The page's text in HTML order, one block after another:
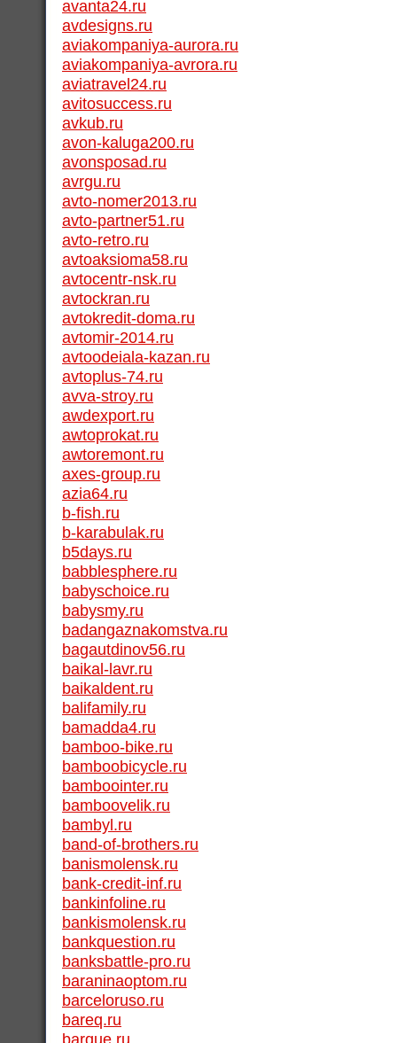
avanta24.ru
avdesigns.ru
aviakompaniya-aurora.ru
aviakompaniya-avrora.ru
aviatravel24.ru
avitosuccess.ru
avkub.ru
avon-kaluga200.ru
avonsposad.ru
avrgu.ru
avto-nomer2013.ru
avto-partner51.ru
avto-retro.ru
avtoaksioma58.ru
avtocentr-nsk.ru
avtockran.ru
avtokredit-doma.ru
avtomir-2014.ru
avtoodeiala-kazan.ru
avtoplus-74.ru
avva-stroy.ru
awdexport.ru
awtoprokat.ru
awtoremont.ru
axes-group.ru
azia64.ru
b-fish.ru
b-karabulak.ru
b5days.ru
babblesphere.ru
babyschoice.ru
babysmy.ru
badangaznakomstva.ru
bagautdinov56.ru
baikal-lavr.ru
baikaldent.ru
balifamily.ru
bamadda4.ru
bamboo-bike.ru
bamboobicycle.ru
bamboointer.ru
bamboovelik.ru
bambyl.ru
band-of-brothers.ru
banismolensk.ru
bank-credit-inf.ru
bankinfoline.ru
bankismolensk.ru
bankquestion.ru
banksbattle-pro.ru
baraninaoptom.ru
barceloruso.ru
bareq.ru
barque.ru